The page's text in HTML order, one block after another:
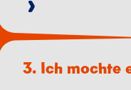
3. Ich mochte